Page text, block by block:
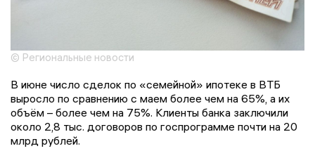
© Региональные новости
В июне число сделок по «семейной» ипотеке в ВТБ
выросло по сравнению с маем более чем на 65%, а их
объём – более чем на 75%. Клиенты банка заключили
около 2,8 тыс. договоров по госпрограмме почти на 20
млрд рублей.